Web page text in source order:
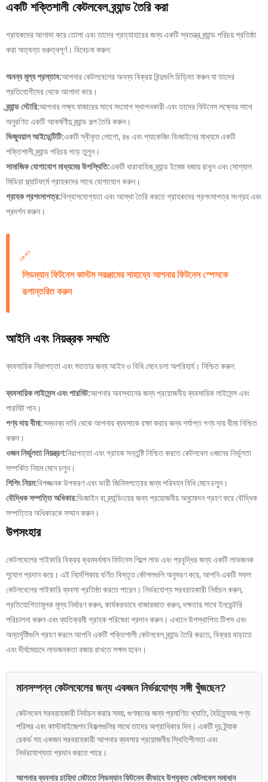
একটি শক্তিশালী কেটলবেল ব্র্যান্ড তৈরি করা
গ্রাহকদের আলাদা করে তোলা এবং তাদের প্রত্যাহারের জন্য একটি স্বতন্ত্র ব্র্যান্ড পরিচয় প্রতিষ্ঠা
করা অত্যন্ত গুরুত্বপূর্ণ। বিবেচনা করুন:
অনন্য মূল্য প্রস্তাব:আপনার কেটলবেলের অনন্য বিক্রয় বিন্দুগুলি চিহ্নিত করুন যা তাদের
প্রতিযোগীদের থেকে আলাদা করে।
ব্র্যান্ড স্টোরি:আপনার লক্ষ্য বাজারের সাথে সংযোগ স্থাপনকারী এবং তাদের ফিটনেস লক্ষ্যের সাথে
অনুরণিত একটি আকর্ষণীয় ব্র্যান্ড গল্প তৈরি করুন।
ভিজ্যুয়াল আইডেন্টিটি:একটি স্বীকৃত লোগো, রঙ এবং প্যাকেজিং ডিজাইনের মাধ্যমে একটি
শক্তিশালী ব্র্যান্ড পরিচয় গড়ে তুলুন।
সামাজিক যোগাযোগ মাধ্যমের উপস্থিতি:একটি ধারাবাহিক ব্র্যান্ড ইমেজ বজায় রাখুন এবং সোশ্যাল
মিডিয়া প্ল্যাটফর্মে গ্রাহকদের সাথে যোগাযোগ করুন।
গ্রাহক প্রশংসাপত্র:বিশ্বাসযোগ্যতা এবং আস্থা তৈরি করতে গ্রাহকদের প্রশংসাপত্র সংগ্রহ এবং
প্রদর্শন করুন।
🔗
লিডম্যান ফিটনেস কাস্টম সরঞ্জামের সাহায্যে আপনার ফিটনেস স্পেসকে
রূপান্তরিত করুন
আইনি এবং নিয়ন্ত্রক সম্মতি
ব্যবসায়িক নিরাপত্তা এবং সততার জন্য আইন ও বিধি মেনে চলা অপরিহার্য। নিশ্চিত করুন:
ব্যবসায়িক লাইসেন্স এবং পারমিট:আপনার অবস্থানের জন্য প্রয়োজনীয় ব্যবসায়িক লাইসেন্স এবং
পারমিট পান।
পণ্য দায় বীমা:সম্ভাব্য দাবি থেকে আপনার ব্যবসাকে রক্ষা করার জন্য পর্যাপ্ত পণ্য দায় বীমা নিশ্চিত
করুন।
ওজন নির্ভুলতা নিয়ন্ত্রণ:নিরাপত্তা এবং গ্রাহক সন্তুষ্টি নিশ্চিত করতে কেটলবেল ওজনের নির্ভুলতা
সম্পর্কিত নিয়ম মেনে চলুন।
শিপিং নিয়ম:বিপজ্জনক উপকরণ এবং ভারী জিনিসপত্রের জন্য পরিবহন বিধি মেনে চলুন।
বৌদ্ধিক সম্পত্তি অধিকার:ডিজাইন বা ব্র্যান্ডিংয়ের জন্য প্রয়োজনীয় অনুমোদন গ্রহণ করে বৌদ্ধিক
সম্পত্তির অধিকারকে সম্মান করুন।
উপসংহার
কেটলবেলের পাইকারি বিক্রয় ক্রমবর্ধমান ফিটনেস শিল্পে লাভ এবং প্রবৃদ্ধির জন্য একটি লাভজনক
সুযোগ প্রদান করে। এই নির্দেশিকায় বর্ণিত বিস্তৃত কৌশলগুলি অনুসরণ করে, আপনি একটি সফল
কেটলবেলের পাইকারি ব্যবসা প্রতিষ্ঠা করতে পারেন। নির্ভরযোগ্য সরবরাহকারী নির্বাচন করুন,
প্রতিযোগিতামূলক মূল্য নির্ধারণ করুন, কার্যকরভাবে বাজারজাত করুন, দক্ষতার সাথে ইনভেন্টরি
পরিচালনা করুন এবং ব্যতিক্রমী গ্রাহক পরিষেবা প্রদান করুন। এখানে উপস্থাপিত টিপস এবং
অন্তর্দৃষ্টিগুলি গ্রহণ করলে আপনি একটি শক্তিশালী কেটলবেল ব্র্যান্ড তৈরি করতে, বিক্রয় বাড়াতে
এবং দীর্ঘমেয়াদে লাভজনকতা বজায় রাখতে সক্ষম হবেন।
মানসম্পন্ন কেটলবেলের জন্য একজন নির্ভরযোগ্য সঙ্গী খুঁজছেন?
কেটলবেল সরবরাহকারী নির্বাচন করার সময়, গুণমানের জন্য প্রমাণিত খ্যাতি, বৈচিত্র্যময় পণ্য
পরিসর এবং কাস্টমাইজেশন বিকল্পগুলির সাথে তাদের অগ্রাধিকার দিন। একটি দৃঢ় ট্র্যাক
রেকর্ড সহ একজন সরবরাহকারী আপনার ব্যবসার প্রয়োজনীয় স্থিতিশীলতা এবং
নির্ভরযোগ্যতা প্রদান করতে পারে।
আপনার ব্যবসার চাহিদা মেটাতে লিডম্যান ফিটনেস কীভাবে উপযুক্ত কেটলবেল সমাধান